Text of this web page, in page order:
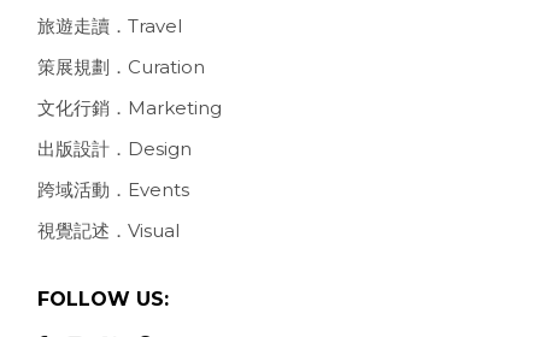
旅遊走讀．Travel
策展規劃．Curation
文化行銷．Marketing
出版設計．Design
跨域活動．Events
視覺記述．Visual
FOLLOW US: